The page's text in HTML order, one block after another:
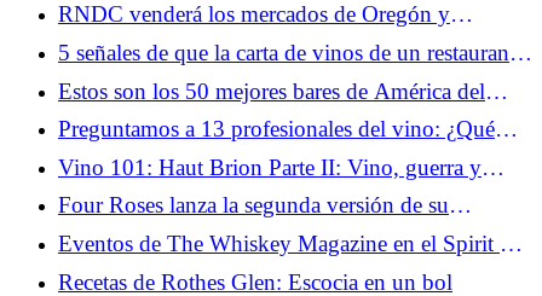
RNDC venderá los mercados de Oregón y
Washington a Columbia Distributing, y habrá más
movimientos por venir
5 señales de que la carta de vinos de un restaurante
es una estafa (y 5 señales de que estás a punto de
conseguir una gran oferta)
Estos son los 50 mejores bares de América del
Norte (2026)
Preguntamos a 13 profesionales del vino: ¿Qué
término sobre vinos estás cansado de escuchar?
Vino 101: Haut Brion Parte II: Vino, guerra y
religión
Four Roses lanza la segunda versión de su
colección Single Barrel de 100 pruebas
Eventos de The Whiskey Magazine en el Spirit of
Speyside Festival 2026
Recetas de Rothes Glen: Escocia en un bol